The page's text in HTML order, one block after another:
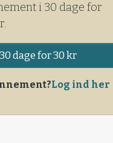
i 30 dage for
dage for 30 kr
Log ind her